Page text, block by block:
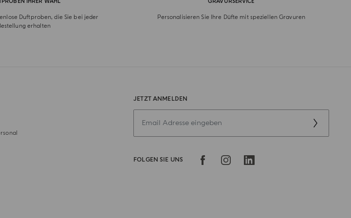
Duftproben, die Sie bei jeder
erhalten
Personalisieren Sie Ihre Düfte mit speziellen Gravuren
JETZT ANMELDEN
FOLGEN SIE UNS